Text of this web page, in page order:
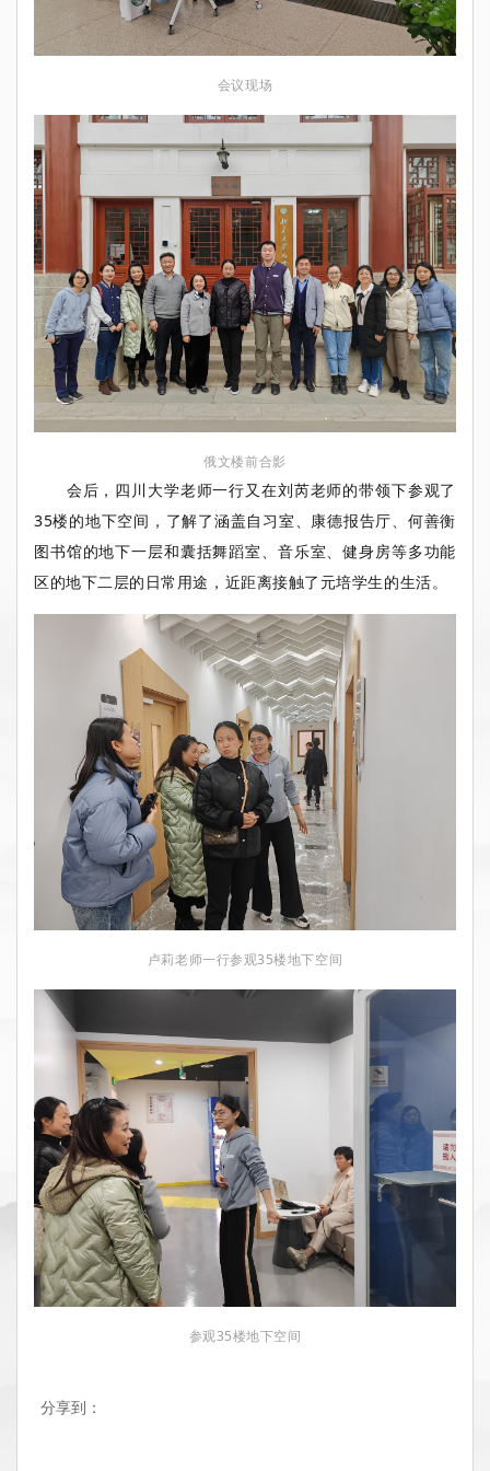
会议现场
俄文楼前合影
会后，四川大学老师一行又在刘芮老师的带领下参观了
35楼的地下空间，了解了涵盖自习室、康德报告厅、何善衡
图书馆的地下一层和囊括舞蹈室、音乐室、健身房等多功能
区的地下二层的日常用途，近距离接触了元培学生的生活。
卢莉老师一行参观35楼地下空间
参观35楼地下空间
分享到：